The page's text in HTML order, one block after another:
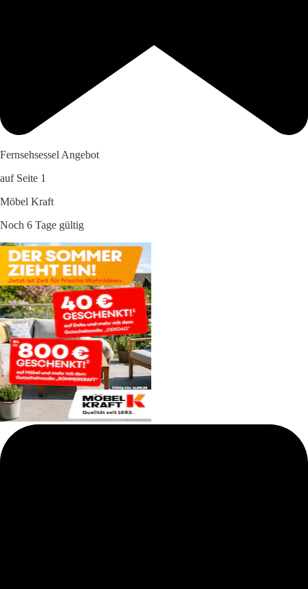
Fernsehsessel Angebot
auf Seite 1
Möbel Kraft
Noch 6 Tage gültig